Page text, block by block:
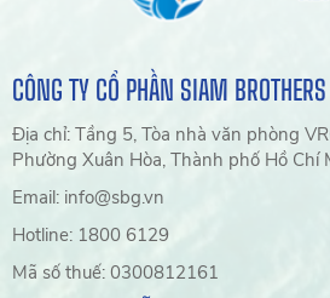
CÔNG TY CỔ PHẦN SIAM
Địa chỉ: Tầng 5, Tòa nhà văn phòng
Phường Xuân Hòa, Thành phố Hồ Chí
Email: info@sbg.vn
Hotline: 1800 6129
Mã số thuế: 0300812161